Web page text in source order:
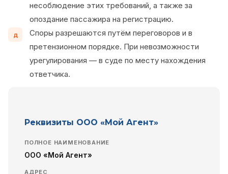
несоблюдение этих требований, а также за
опоздание пассажира на регистрацию.
д
Споры разрешаются путём переговоров и в
претензионном порядке. При невозможности
урегулирования — в суде по месту нахождения
ответчика.
Реквизиты ООО «Мой Агент»
ПОЛНОЕ НАИМЕНОВАНИЕ
ООО «Мой Агент»
АДРЕС